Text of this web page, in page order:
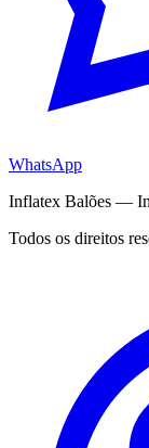
WhatsApp
Inflatex Balões —
Todos os direitos